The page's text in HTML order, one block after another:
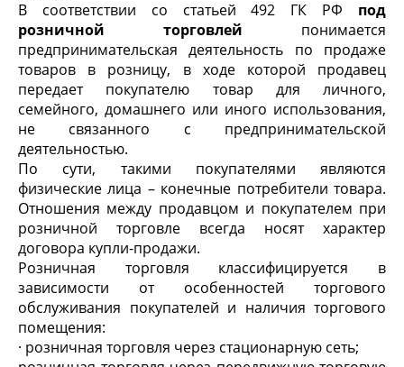
В соответствии со статьей 492 ГК РФ под
розничной торговлей понимается
предпринимательская деятельность по продаже
товаров в розницу, в ходе которой продавец
передает покупателю товар для личного,
семейного, домашнего или иного использования,
не связанного с предпринимательской
деятельностью.
По сути, такими покупателями являются
физические лица – конечные потребители товара.
Отношения между продавцом и покупателем при
розничной торговле всегда носят характер
договора купли-продажи.
Розничная торговля классифицируется в
зависимости от особенностей торгового
обслуживания покупателей и наличия торгового
помещения:
· розничная торговля через стационарную сеть;